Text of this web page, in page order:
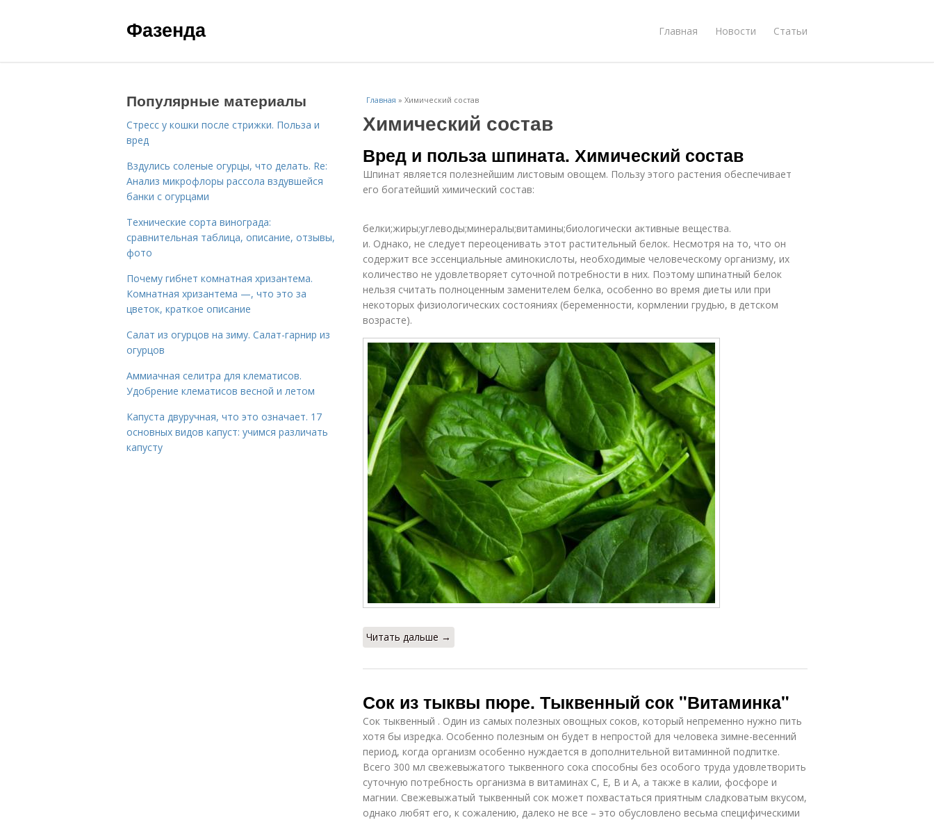
Фазенда Главная Новости Статьи
Главная » Химический состав
Химический состав
Вред и польза шпината. Химический состав
Шпинат является полезнейшим листовым овощем. Пользу этого растения обеспечивает
его богатейший химический состав:
белки;жиры;углеводы;минералы;витамины;биологически активные вещества.
и. Однако, не следует переоценивать этот растительный белок. Несмотря на то, что он
содержит все эссенциальные аминокислоты, необходимые человеческому организму, их
количество не удовлетворяет суточной потребности в них. Поэтому шпинатный белок
нельзя считать полноценным заменителем белка, особенно во время диеты или при
некоторых физиологических состояниях (беременности, кормлении грудью, в детском
возрасте).
Читать дальше →
Сок из тыквы пюре. Тыквенный сок "Витаминка"
Сок тыквенный . Один из самых полезных овощных соков, который непременно нужно пить
хотя бы изредка. Особенно полезным он будет в непростой для человека зимне-весенний
период, когда организм особенно нуждается в дополнительной витаминной подпитке.
Всего 300 мл свежевыжатого тыквенного сока способны без особого труда удовлетворить
суточную потребность организма в витаминах C, E, B и A, а также в калии, фосфоре и
магнии. Свежевыжатый тыквенный сок может похвастаться приятным сладковатым вкусом,
однако любят его, к сожалению, далеко не все – это обусловлено весьма специфическими
Популярные материалы
Стресс у кошки после стрижки. Польза и
вред
Вздулись соленые огурцы, что делать. Re:
Анализ микрофлоры рассола вздувшейся
банки с огурцами
Технические сорта винограда:
сравнительная таблица, описание, отзывы,
фото
Почему гибнет комнатная хризантема.
Комнатная хризантема —, что это за
цветок, краткое описание
Салат из огурцов на зиму. Салат-гарнир из
огурцов
Аммиачная селитра для клематисов.
Удобрение клематисов весной и летом
Капуста двуручная, что это означает. 17
основных видов капуст: учимся различать
капусту